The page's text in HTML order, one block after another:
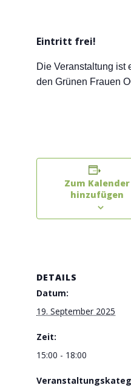
Eintritt frei!
Die Veranstaltung ist
den Grünen Frauen
Zum Kalender
hinzufügen
DETAILS
Datum:
19. September 2025
Zeit:
15:00 - 18:00